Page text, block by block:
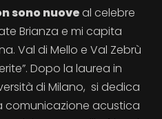
sono nuoveal celebre
Brianza e mi capita
Val di Mello e Val Zebrù
Dopo la laurea in
di Milano, si dedica
comunicazione acustica